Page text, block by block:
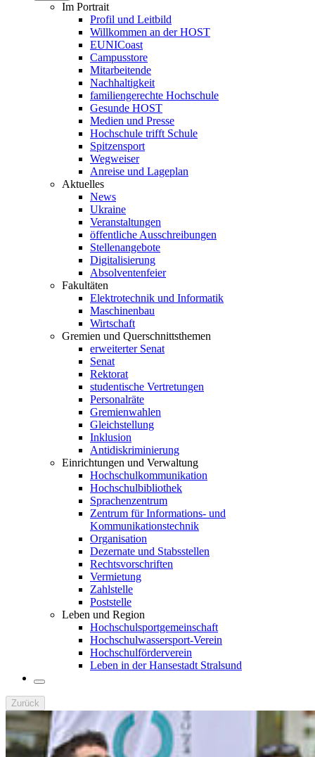
Im Portrait
Profil und Leitbild
Willkommen an der HOST
EUNICoast
Campusstore
Mitarbeitende
Nachhaltigkeit
familiengerechte Hochschule
Gesunde HOST
Medien und Presse
Hochschule trifft Schule
Spitzensport
Wegweiser
Anreise und Lageplan
Aktuelles
News
Ukraine
Veranstaltungen
öffentliche Ausschreibungen
Stellenangebote
Digitalisierung
Absolventenfeier
Fakultäten
Elektrotechnik und Informatik
Maschinenbau
Wirtschaft
Gremien und Querschnittsthemen
erweiterter Senat
Senat
Rektorat
studentische Vertretungen
Personalräte
Gremienwahlen
Gleichstellung
Inklusion
Antidiskriminierung
Einrichtungen und Verwaltung
Hochschulkommunikation
Hochschulbibliothek
Sprachenzentrum
Zentrum für Informations- und
Kommunikationstechnik
Organisation
Dezernate und Stabsstellen
Rechtsvorschriften
Vermietung
Zahlstelle
Poststelle
Leben und Region
Hochschulsportgemeinschaft
Hochschulwassersport-Verein
Hochschulförderverein
Leben in der Hansestadt Stralsund
Zurück